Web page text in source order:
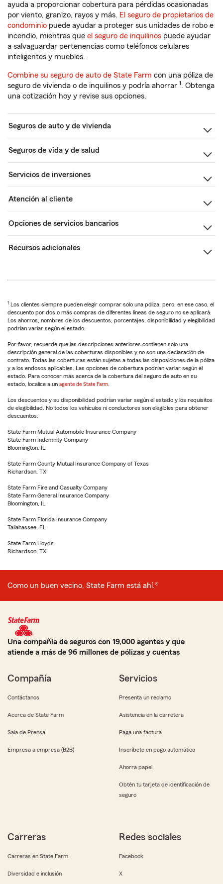
ayuda a proporcionar cobertura para pérdidas ocasionadas
por viento, granizo, rayos y más. El seguro de propietarios de
condominio puede ayudar a proteger sus unidades de robo e
incendio, mientras que el seguro de inquilinos puede ayudar
a salvaguardar pertenencias como teléfonos celulares
inteligentes y muebles.
Combine su seguro de auto de State Farm con una póliza de
seguro de vivienda o de inquilinos y podría ahorrar 1. Obtenga
una cotización hoy y revise sus opciones.
Seguros de auto y de vivienda
Seguros de vida y de salud
Servicios de inversiones
Atención al cliente
Opciones de servicios bancarios
Recursos adicionales
1 Los clientes siempre pueden elegir comprar solo una póliza, pero, en ese caso, el
descuento por dos o más compras de diferentes líneas de seguro no se aplicará.
Los ahorros, nombres de los descuentos, porcentajes, disponibilidad y elegibilidad
podrían variar según el estado.
Por favor, recuerde que las descripciones anteriores contienen solo una
descripción general de las coberturas disponibles y no son una declaración de
contrato. Todas las coberturas están sujetas a todas las disposiciones de la póliza
y a los endosos aplicables. Las opciones de cobertura podrían variar según el
estado. Para conocer más acerca de la cobertura del seguro de auto en su
estado, localice a un agente de State Farm
Los descuentos y su disponibilidad podrían variar según el estado y los requisitos
de elegibilidad. No todos los vehículos ni conductores son elegibles para obtener
descuentos.
State Farm Mutual Automobile Insurance Company
State Farm Indemnity Company
Bloomington, IL
State Farm County Mutual Insurance Company of Texas
Richardson, TX
State Farm Fire and Casualty Company
State Farm General Insurance Company
Bloomington, IL
State Farm Florida Insurance Company
Tallahassee, FL
State Farm Lloyds
Richardson, TX
Como un buen vecino, State Farm está ahí.®
Una compañía de seguros con 19,000 agentes y que
atiende a más de 96 millones de pólizas y cuentas
Compañía
Contáctanos
Acerca de State Farm
Sala de Prensa
Empresa a empresa (B2B)
Servicios
Presenta un reclamo
Asistencia en la carretera
Paga una factura
Inscríbete en pago automático
Ahorra papel
Obtén tu tarjeta de identificación de
seguro
Carreras
Carreras en State Farm
Diversidad e inclusión
Redes sociales
Facebook
X